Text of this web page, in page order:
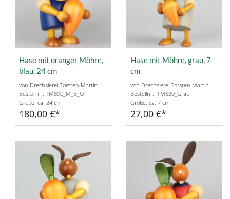
Hase mit oranger Möhre,
blau, 24 cm
von Drechslerei Torsten Martin
Bestellnr.: TM890_M_B_O
Größe: ca. 24 cm
180,00 €
Hase mit Möhre, grau, 7
cm
von Drechslerei Torsten Martin
Bestellnr.: TM830_Grau
Größe: ca. 7 cm
27,00 €